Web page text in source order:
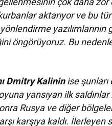
aktarıyor ve bu
öngörüyoruz. Bu
Dmitry Kalininise şunları
yansıyan ilk saldırılar
Rusya ve diğer
karşıya kaldı.